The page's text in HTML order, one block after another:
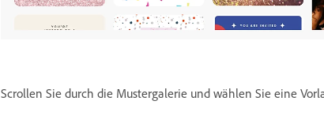
Scrollen Sie durch die Mustergalerie und wählen Sie eine